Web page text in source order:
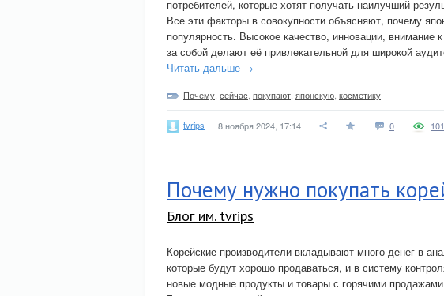
потребителей, которые хотят получать наилучший
Все эти факторы в совокупности объясняют, почему
популярность. Высокое качество, инновации, внимание
за собой делают её привлекательной для широкой
Читать дальше →
Почему сейчас покупают японскую косметику
tvrips 8 ноября 2024, 17:14 0
Почему нужно покупать
Блог им. tvrips
Корейские производители вкладывают много денег в
которые будут хорошо продаваться, и в систему
новые модные продукты и товары с горячими